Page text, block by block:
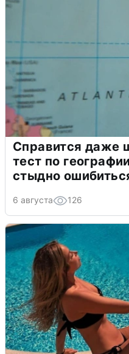
Справится даже
тест по
стыдно
6 августа 126